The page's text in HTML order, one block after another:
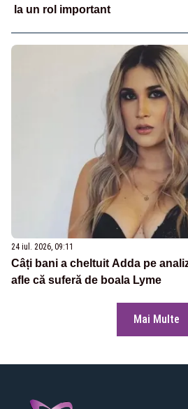
la un rol important
24 iul. 2026, 09:11
Câți bani a cheltuit Adda pe
afle că suferă de boala Lyme
Mai Multe